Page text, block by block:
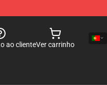
ao clienteVer carrinho